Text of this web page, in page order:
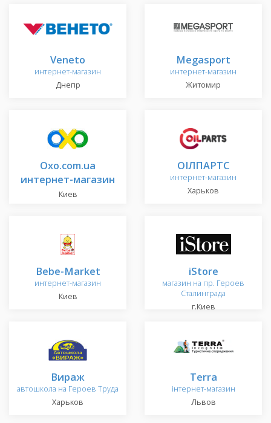
Veneto
интернет-магазин
Днепр
Megasport
интернет-магазин
Житомир
Oxo.com.ua
интернет-магазин
Киев
ОІЛПАРТС
интернет-магазин
Харьков
Bebe-Market
интернет-магазин
Киев
iStore
магазин на пр. Героев
Сталинграда
г.Киев
Вираж
автошкола на Героев Труда
Харьков
Terra
інтернет-магазин
Львов